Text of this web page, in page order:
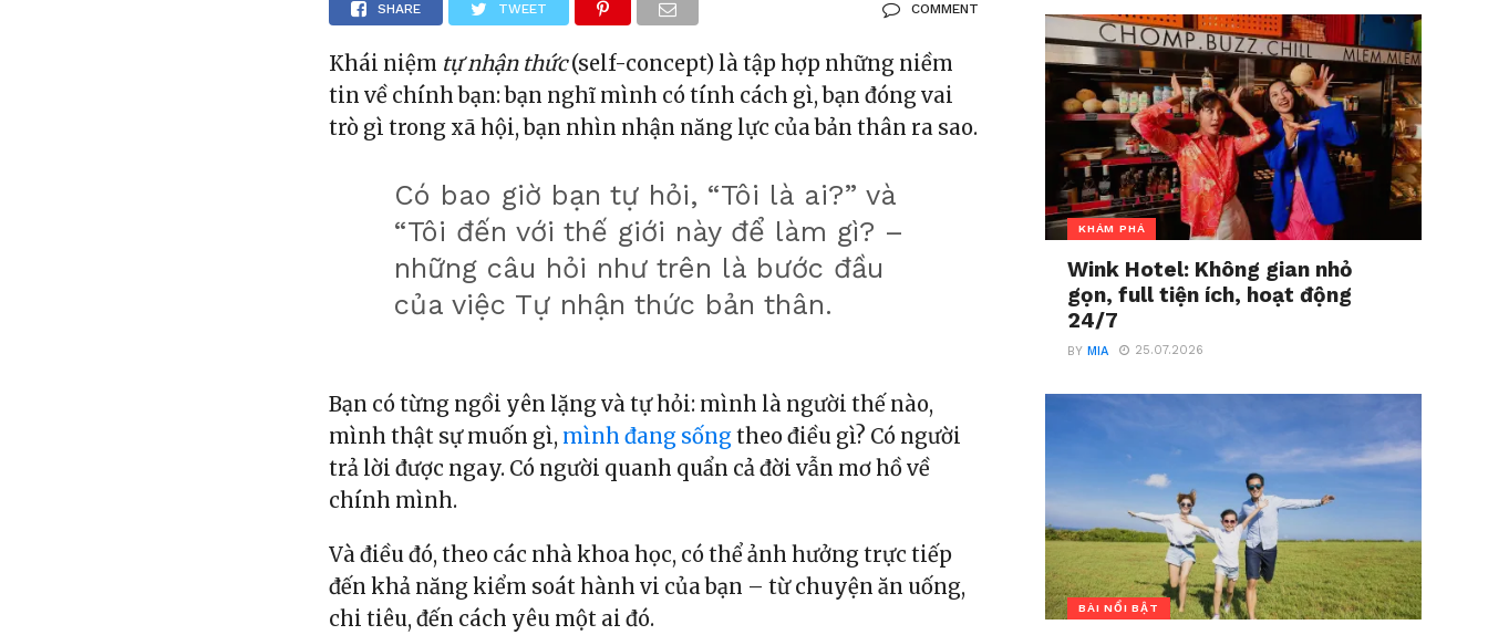
SHARE TWEET COMMENT
Khái niệm tự nhận thức(self-concept) là tập hợp những niềm
tin về chính bạn: bạn nghĩ mình có tính cách gì, bạn đóng vai
trò gì trong xã hội, bạn nhìn nhận năng lực của bản thân ra sao.
Có bao giờ bạn tự hỏi, “Tôi là ai?” và
“Tôi đến với thế giới này để làm gì? –
những câu hỏi như trên là bước đầu
của việc Tự nhận thức bản thân.
Bạn có từng ngồi yên lặng và tự hỏi: mình là người thế nào,
mình thật sự muốn gì, mình đang sốngtheo điều gì? Có người
trả lời được ngay. Có người quanh quẩn cả đời vẫn mơ hồ về
chính mình.
Và điều đó, theo các nhà khoa học, có thể ảnh hưởng trực tiếp
đến khả năng kiểm soát hành vi của bạn – từ chuyện ăn uống,
chi tiêu, đến cách yêu một ai đó.
KHÁM PHÁ
Wink Hotel: Không gian nhỏ
gọn, full tiện ích, hoạt động
24/7
BYMIA 25.07.2026
BÀI NỔI BẬT